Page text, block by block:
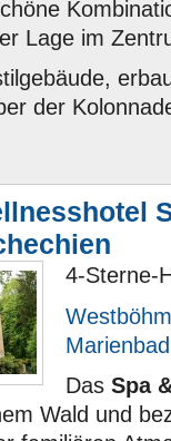
Lage im
der
4-Sterne-
Das Spa
Wald und